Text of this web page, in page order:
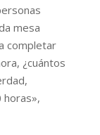
mesa
completar
¿cuántos
horas»,